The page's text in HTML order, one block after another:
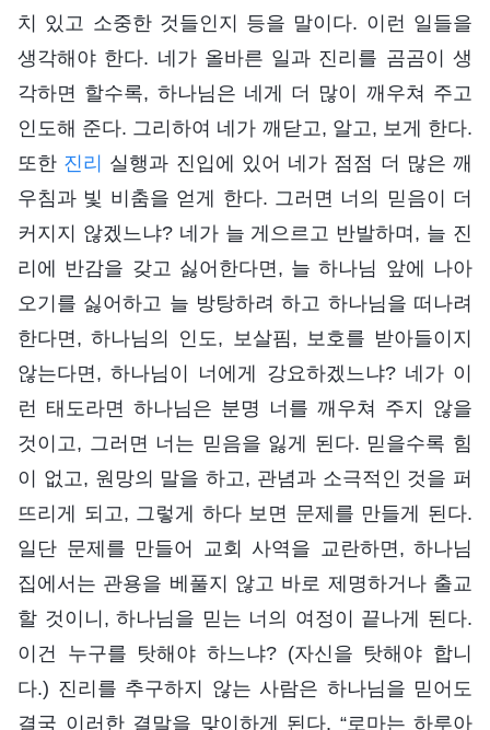
치 있고 소중한 것들인지 등을 말이다. 이런 일들을
생각해야 한다. 네가 올바른 일과 진리를 곰곰이 생
각하면 할수록, 하나님은 네게 더 많이 깨우쳐 주고
인도해 준다. 그리하여 네가 깨닫고, 알고, 보게 한다.
또한 진리 실행과 진입에 있어 네가 점점 더 많은 깨
우침과 빛 비춤을 얻게 한다. 그러면 너의 믿음이 더
커지지 않겠느냐? 네가 늘 게으르고 반발하며, 늘 진
리에 반감을 갖고 싫어한다면, 늘 하나님 앞에 나아
오기를 싫어하고 늘 방탕하려 하고 하나님을 떠나려
한다면, 하나님의 인도, 보살핌, 보호를 받아들이지
않는다면, 하나님이 너에게 강요하겠느냐? 네가 이
런 태도라면 하나님은 분명 너를 깨우쳐 주지 않을
것이고, 그러면 너는 믿음을 잃게 된다. 믿을수록 힘
이 없고, 원망의 말을 하고, 관념과 소극적인 것을 퍼
뜨리게 되고, 그렇게 하다 보면 문제를 만들게 된다.
일단 문제를 만들어 교회 사역을 교란하면, 하나님
집에서는 관용을 베풀지 않고 바로 제명하거나 출교
할 것이니, 하나님을 믿는 너의 여정이 끝나게 된다.
이건 누구를 탓해야 하느냐? (자신을 탓해야 합니
다.) 진리를 추구하지 않는 사람은 하나님을 믿어도
결국 이러한 결말을 맞이하게 된다. “로마는 하루아